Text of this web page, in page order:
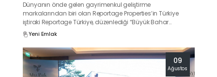
Dünyanın önde gelen gayrimenkul geliştirme
markalarından biri olan Reportage Properties’in Türkiye
iştiraki Reportage Türkiye, düzenlediği “Büyük Bahar
Kampanyası Özel Satış Etkinliği” ile dikkat çekici bir başarıya
imza attı.
Yeni Emlak
09
Ağustos